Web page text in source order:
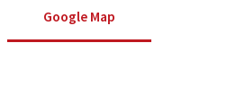
Google Map